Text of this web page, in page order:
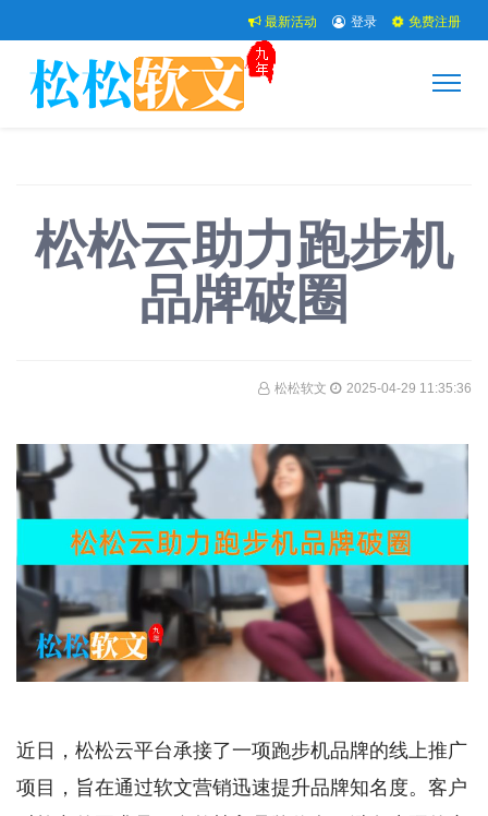
最新活动 登录 免费注册
松松云助力跑步机
品牌破圈
松松软文 2025-04-29 11:35:36
近日，松松云平台承接了一项跑步机品牌的线上推广
项目，旨在通过软文营销迅速提升品牌知名度。客户